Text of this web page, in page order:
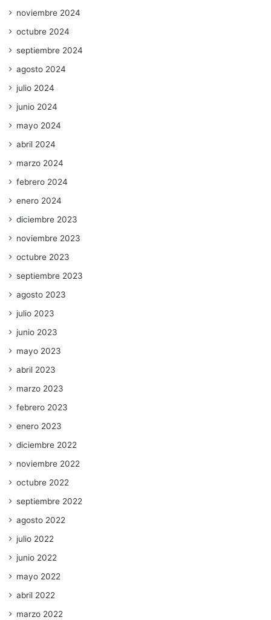
noviembre 2024
octubre 2024
septiembre 2024
agosto 2024
julio 2024
junio 2024
mayo 2024
abril 2024
marzo 2024
febrero 2024
enero 2024
diciembre 2023
noviembre 2023
octubre 2023
septiembre 2023
agosto 2023
julio 2023
junio 2023
mayo 2023
abril 2023
marzo 2023
febrero 2023
enero 2023
diciembre 2022
noviembre 2022
octubre 2022
septiembre 2022
agosto 2022
julio 2022
junio 2022
mayo 2022
abril 2022
marzo 2022